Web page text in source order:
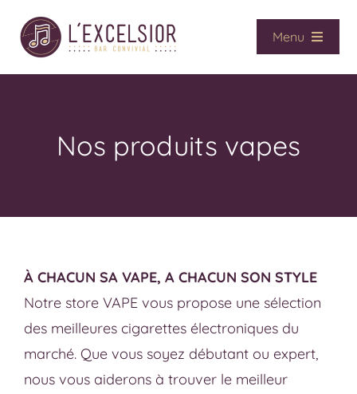
contenu
Menu
Accueil
Vape
La boutique
Nos produits vapes
À CHACUN SA VAPE, A CHACUN SON STYLE
Notre store VAPE vous propose une sélection
des meilleures cigarettes électroniques du
marché. Que vous soyez débutant ou expert,
nous vous aiderons à trouver le meilleur